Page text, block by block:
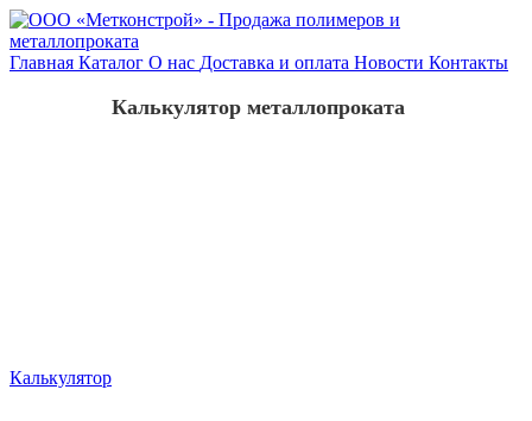
Главная Каталог О нас Доставка и оплата Новости Контакты
Калькулятор
Калькулятор металлопроката